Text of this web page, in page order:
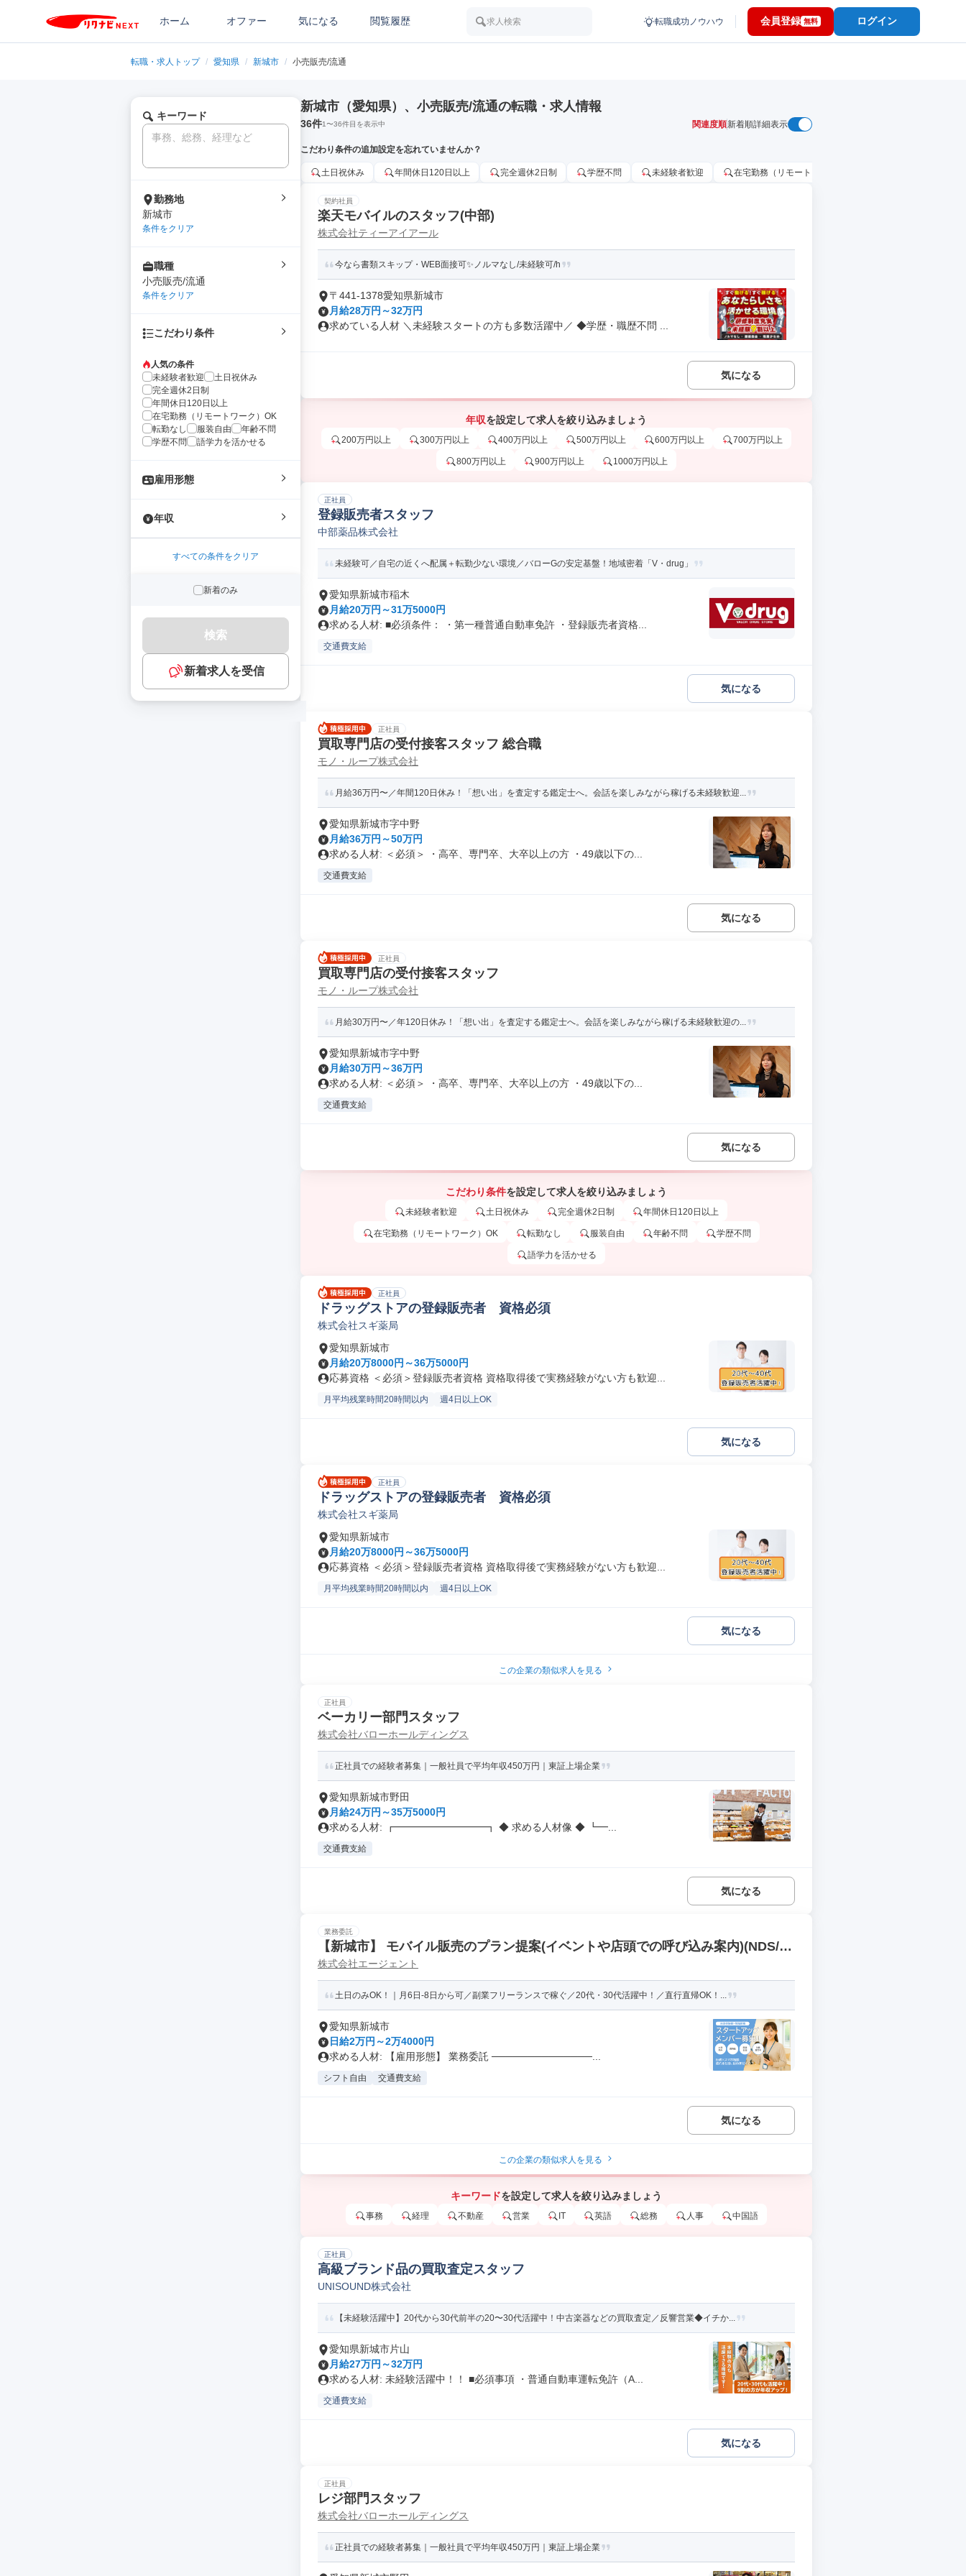
ホーム オファー 気になる 閲覧履歴 求人検索 転職成功ノウハウ 会員登録 無料 ログイン
転職・求人トップ / 愛知県 / 新城市 / 小売販売/流通
キーワード
勤務地
新城市
条件をクリア
職種
小売販売/流通
条件をクリア
こだわり条件
人気の条件
未経験者歓迎
土日祝休み
完全週休2日制
年間休日120日以上
在宅勤務（リモートワーク）OK
転勤なし
服装自由
年齢不問
学歴不問
語学力を活かせる
雇用形態
年収
すべての条件をクリア
新着のみ
検索
新着求人を受信
新城市（愛知県）、小売販売/流通の転職・求人情報
36件1〜36件目を表示中 関連度順新着順詳細表示
こだわり条件の追加設定を忘れていませんか？
土日祝休み 年間休日120日以上 完全週休2日制 学歴不問 未経験者歓迎 在宅勤務（リモートワーク）OK
契約社員
楽天モバイルのスタッフ(中部)
株式会社ティーアイアール
今なら書類スキップ・WEB面接可✨️ノルマなし/未経験可/h
〒441-1378愛知県新城市
月給28万円～32万円
求めている人材 ＼未経験スタートの方も多数活躍中／ ◆学歴・職歴不問 ...
気になる
年収を設定して求人を絞り込みましょう
200万円以上 300万円以上 400万円以上 500万円以上 600万円以上 700万円以上
800万円以上 900万円以上 1000万円以上
正社員
登録販売者スタッフ
中部薬品株式会社
未経験可／自宅の近くへ配属＋転勤少ない環境／バローGの安定基盤！地域密着「V・drug」
愛知県新城市稲木
月給20万円～31万5000円
求める人材: ■必須条件： ・第一種普通自動車免許 ・登録販売者資格...
交通費支給
気になる
正社員
買取専門店の受付接客スタッフ 総合職
モノ・ループ株式会社
月給36万円〜／年間120日休み！「想い出」を査定する鑑定士へ。会話を楽しみながら稼げる未経験歓迎...
愛知県新城市字中野
月給36万円～50万円
求める人材: ＜必須＞ ・高卒、専門卒、大卒以上の方 ・49歳以下の...
交通費支給
気になる
正社員
買取専門店の受付接客スタッフ
モノ・ループ株式会社
月給30万円〜／年120日休み！「想い出」を査定する鑑定士へ。会話を楽しみながら稼げる未経験歓迎の...
愛知県新城市字中野
月給30万円～36万円
求める人材: ＜必須＞ ・高卒、専門卒、大卒以上の方 ・49歳以下の...
交通費支給
気になる
こだわり条件を設定して求人を絞り込みましょう
未経験者歓迎 土日祝休み 完全週休2日制 年間休日120日以上
在宅勤務（リモートワーク）OK 転勤なし 服装自由 年齢不問 学歴不問
語学力を活かせる
正社員
ドラッグストアの登録販売者 資格必須
株式会社スギ薬局
愛知県新城市
月給20万8000円～36万5000円
応募資格 ＜必須＞登録販売者資格 資格取得後で実務経験がない方も歓迎...
月平均残業時間20時間以内 週4日以上OK
気になる
正社員
ドラッグストアの登録販売者 資格必須
株式会社スギ薬局
愛知県新城市
月給20万8000円～36万5000円
応募資格 ＜必須＞登録販売者資格 資格取得後で実務経験がない方も歓迎...
月平均残業時間20時間以内 週4日以上OK
気になる
この企業の類似求人を見る
正社員
ベーカリー部門スタッフ
株式会社バローホールディングス
正社員での経験者募集｜一般社員で平均年収450万円｜東証上場企業
愛知県新城市野田
月給24万円～35万5000円
求める人材: ┏━━━━━━━━━┓ ◆ 求める人材像 ◆ ┗━...
交通費支給
気になる
業務委託
【新城市】 モバイル販売のプラン提案(イベントや店頭での呼び込み案内)(NDS/P
PT)
株式会社エージェント
土日のみOK！｜月6日-8日から可／副業フリーランスで稼ぐ／20代・30代活躍中！／直行直帰OK！...
愛知県新城市
日給2万円～2万4000円
求める人材: 【雇用形態】 業務委託 ──────────────...
シフト自由 交通費支給
気になる
この企業の類似求人を見る
キーワードを設定して求人を絞り込みましょう
事務 経理 不動産 営業 IT 英語 総務 人事 中国語
正社員
高級ブランド品の買取査定スタッフ
UNISOUND株式会社
【未経験活躍中】20代から30代前半の20〜30代活躍中！中古楽器などの買取査定／反響営業◆イチか...
愛知県新城市片山
月給27万円～32万円
求める人材: 未経験活躍中！！ ■必須事項 ・普通自動車運転免許（A...
交通費支給
気になる
正社員
レジ部門スタッフ
株式会社バローホールディングス
正社員での経験者募集｜一般社員で平均年収450万円｜東証上場企業